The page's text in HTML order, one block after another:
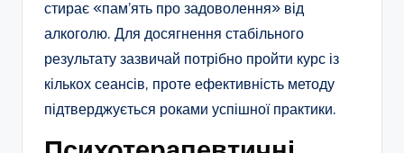
стирає «пам’ять про задоволення» від
алкоголю. Для досягнення стабільного
результату зазвичай потрібно пройти курс із
кількох сеансів, проте ефективність методу
підтверджується роками успішної практики.